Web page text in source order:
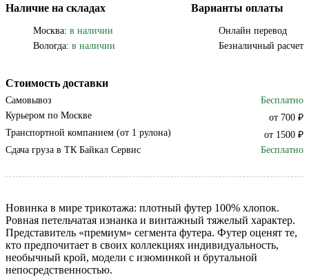
Наличие на складах
Москва: в наличии
Вологда: в наличии
Варианты оплаты
Онлайн перевод
Безналичный расчет
Стоимость доставки
Самовывоз
Бесплатно
Курьером по Москве
от 700 ₽
Транспортной компанием (от 1 рулона)
от 1500 ₽
Сдача груза в ТК Байкал Сервис
Бесплатно
Новинка в мире трикотажа: плотный футер 100% хлопок.
Ровная петельчатая изнанка и винтажный тяжелый характер.
Представитель «премиум» сегмента футера. Футер оценят те,
кто предпочитает в своих коллекциях индивидуальность,
необычный крой, модели с изюминкой и брутальной
непосредственностью.